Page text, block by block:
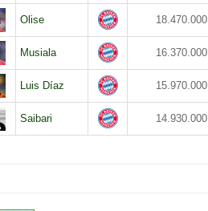
Olise 18.470.000
Musiala 16.370.000
Luis Díaz 15.970.000
Saibari 14.930.000